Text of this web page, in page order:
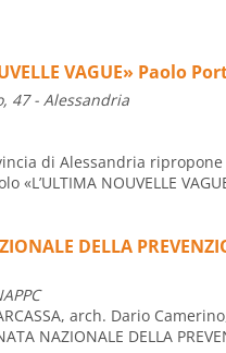
VAGUE» Paolo
47 - Alessandria
di Alessandria
NOUVELLE
DELLA
arch. Dario
NAZIONALE DELLA